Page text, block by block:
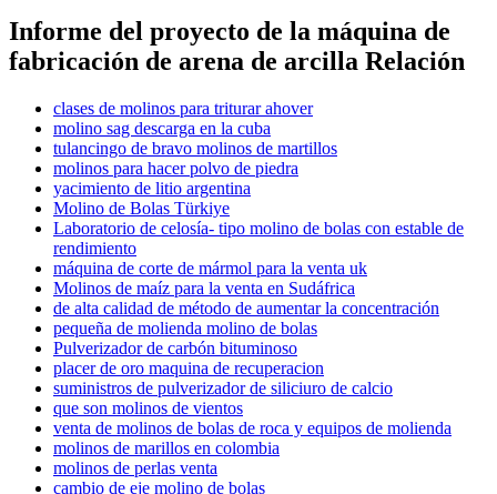
Informe del proyecto de la máquina de
fabricación de arena de arcilla Relación
clases de molinos para triturar ahover
molino sag descarga en la cuba
tulancingo de bravo molinos de martillos
molinos para hacer polvo de piedra
yacimiento de litio argentina
Molino de Bolas Türkiye
Laboratorio de celosía- tipo molino de bolas con estable de
rendimiento
máquina de corte de mármol para la venta uk
Molinos de maíz para la venta en Sudáfrica
de alta calidad de método de aumentar la concentración
pequeña de molienda molino de bolas
Pulverizador de carbón bituminoso
placer de oro maquina de recuperacion
suministros de pulverizador de siliciuro de calcio
que son molinos de vientos
venta de molinos de bolas de roca y equipos de molienda
molinos de marillos en colombia
molinos de perlas venta
cambio de eje molino de bolas